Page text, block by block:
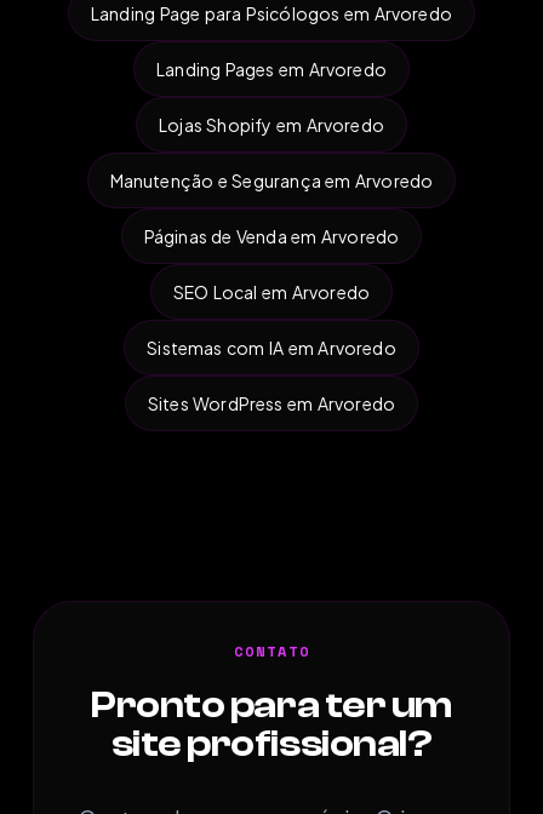
Landing Page para Psicólogos em Arvoredo
Landing Pages em Arvoredo
Lojas Shopify em Arvoredo
Manutenção e Segurança em Arvoredo
Páginas de Venda em Arvoredo
SEO Local em Arvoredo
Sistemas com IA em Arvoredo
Sites WordPress em Arvoredo
CONTATO
Pronto para ter um
site profissional?